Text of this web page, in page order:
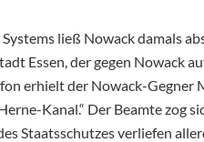
ließ Nowack damals
Essen, der gegen Nowack
erhielt der Nowack-Gegner
Kanal.“ Der Beamte zog
Staatsschutzes verliefen